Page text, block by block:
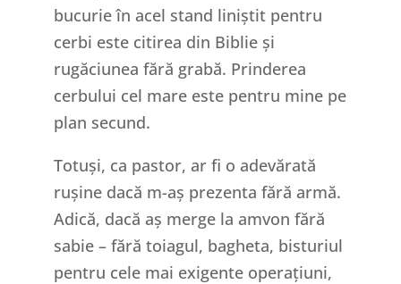
bucurie în acel stand liniștit pentru
cerbi este citirea din Biblie și
rugăciunea fără grabă. Prinderea
cerbului cel mare este pentru mine pe
plan secund.
Totuși, ca pastor, ar fi o adevărată
rușine dacă m-aș prezenta fără armă.
Adică, dacă aș merge la amvon fără
sabie – fără toiagul, bagheta, bisturiul
pentru cele mai exigente operațiuni,